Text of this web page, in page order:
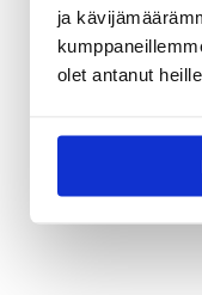
ja
olet antanut